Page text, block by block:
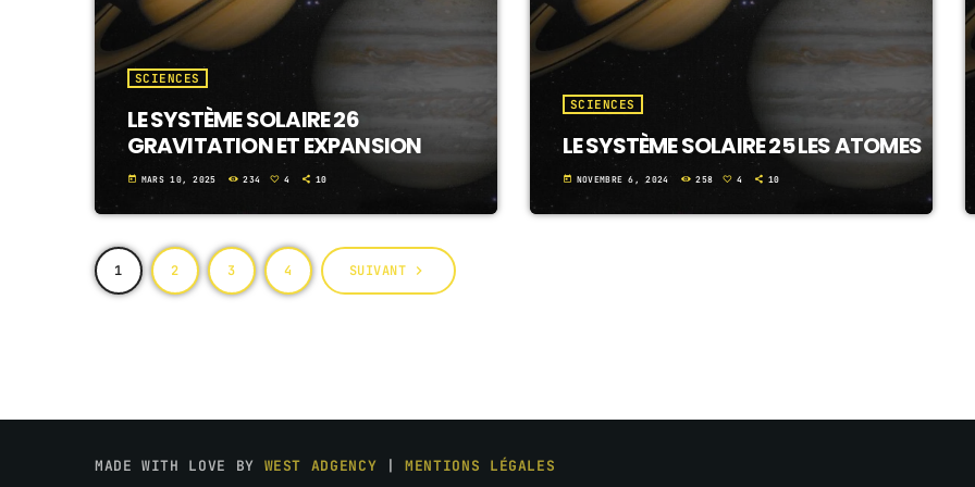
SCIENCES
LE SYSTÈME SOLAIRE 26
GRAVITATION ET EXPANSION
today MARS 10, 2025 234 4 10
SCIENCES
LE SYSTÈME SOLAIRE 25 LES ATOMES
today NOVEMBRE 6, 2024 258 4 10
1 2 3 4 SUIVANT navigate_next
MADE WITH LOVE BY WEST ADGENCY |MENTIONS LÉGALES